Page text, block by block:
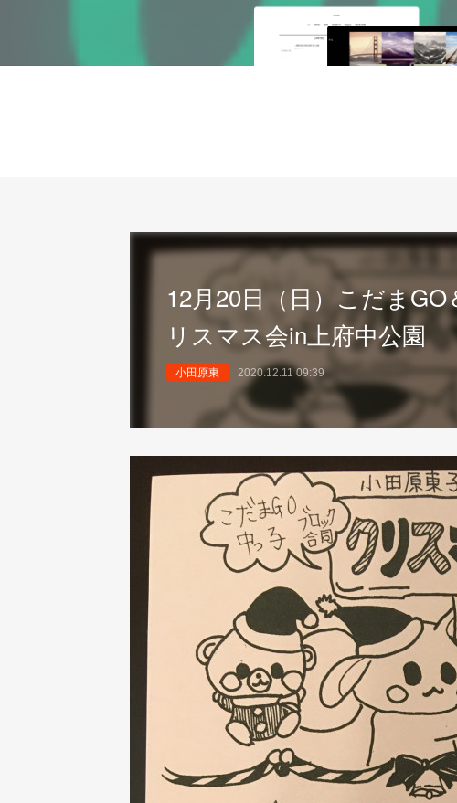
12月20日（日）こだま
リスマス会in上府中公園
小田原東 2020.12.11 09:39